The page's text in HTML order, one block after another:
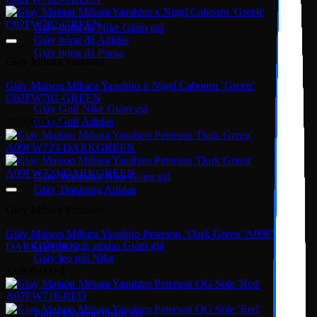
Giày bóng đá Nike
Giày bóng đá Adidas
Giày bóng đá Puma
Giày Golf
Giày Golf Nike
Giày Golf Adidas
Giày Training
Giày Tranining Nike
Giày Tranining Adidas
Giày leo núi adidas
Giày leo núi Nike
Giày Puma
Puma Palermo
Giày Mihara Yasuhiro
Giày Maison Mihara Yasuhiro x Nigel Cabourn ‘Green’
C02FW702-GREEN
30,900,000₫
Giày Maison Mihara Yasuhiro Peterson ‘Dark Green’ A09FW723-
DARKGREEN